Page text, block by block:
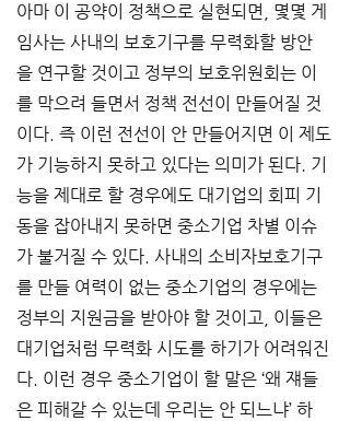
아마 이 공약이 정책으로 실현되면, 몇몇 게
임사는 사내의 보호기구를 무력화할 방안
을 연구할 것이고 정부의 보호위원회는 이
를 막으려 들면서 정책 전선이 만들어질 것
이다. 즉 이런 전선이 안 만들어지면 이 제도
가 기능하지 못하고 있다는 의미가 된다. 기
능을 제대로 할 경우에도 대기업의 회피 기
동을 잡아내지 못하면 중소기업 차별 이슈
가 불거질 수 있다. 사내의 소비자보호기구
를 만들 여력이 없는 중소기업의 경우에는
정부의 지원금을 받아야 할 것이고, 이들은
대기업처럼 무력화 시도를 하기가 어려워진
다. 이런 경우 중소기업이 할 말은 ‘왜 쟤들
은 피해갈 수 있는데 우리는 안 되느냐’ 하